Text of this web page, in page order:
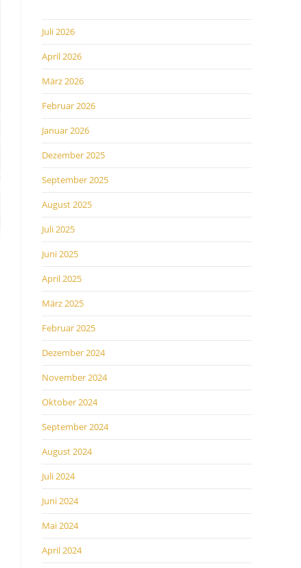
Juli 2026
April 2026
März 2026
Februar 2026
Januar 2026
Dezember 2025
September 2025
August 2025
Juli 2025
Juni 2025
April 2025
März 2025
Februar 2025
Dezember 2024
November 2024
Oktober 2024
September 2024
August 2024
Juli 2024
Juni 2024
Mai 2024
April 2024